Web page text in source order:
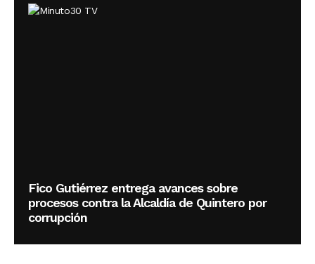
Fico Gutiérrez entrega avances sobre
procesos contra la Alcaldía de Quintero por
corrupción